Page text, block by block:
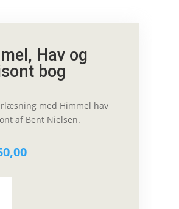
Hav og
bog
med Himmel hav
af Bent Nielsen.